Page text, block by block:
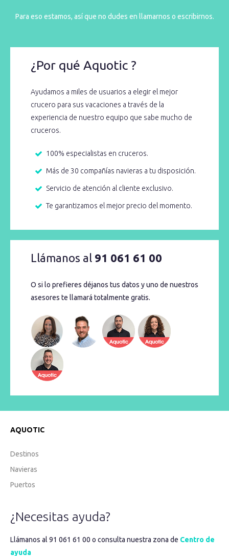
Para eso estamos, así que no dudes en llamarnos o escribirnos.
¿Por qué Aquotic ?
Ayudamos a miles de usuarios a elegir el mejor
crucero para sus vacaciones a través de la
experiencia de nuestro equipo que sabe mucho de
cruceros.
100% especialistas en cruceros.
Más de 30 compañías navieras a tu disposición.
Servicio de atención al cliente exclusivo.
Te garantizamos el mejor precio del momento.
Llámanos al 91 061 61 00
O si lo prefieres déjanos tus datos y uno de nuestros
asesores te llamará totalmente gratis.
AQUOTIC
Destinos
Navieras
Puertos
¿Necesitas ayuda?
Llámanos al 91 061 61 00 o consulta nuestra zona de Centro de
ayuda